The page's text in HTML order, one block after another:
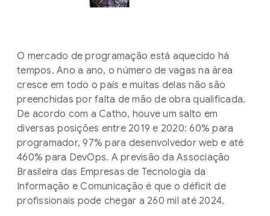
O mercado de programação está aquecido há
tempos. Ano a ano, o número de vagas na área
cresce em todo o país e muitas delas não são
preenchidas por falta de mão de obra qualificada.
De acordo com a Catho, houve um salto em
diversas posições entre 2019 e 2020: 60% para
programador, 97% para desenvolvedor web e até
460% para DevOps. A previsão da Associação
Brasileira das Empresas de Tecnologia da
Informação e Comunicação é que o déficit de
profissionais pode chegar a 260 mil até 2024.